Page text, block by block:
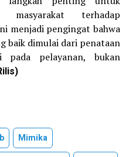
masyarakat terhadap
menjadi pengingat bahwa
baik dimulai dari penataan
pada pelayanan, bukan
Mimika